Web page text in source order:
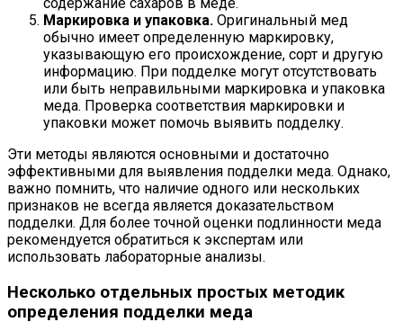
Маркировка и упаковка. Оригинальный мед
обычно имеет определенную маркировку,
указывающую его происхождение, сорт и другую
информацию. При подделке могут отсутствовать
или быть неправильными маркировка и упаковка
меда. Проверка соответствия маркировки и
упаковки может помочь выявить подделку.
Эти методы являются основными и достаточно
эффективными для выявления подделки меда. Однако,
важно помнить, что наличие одного или нескольких
признаков не всегда является доказательством
подделки. Для более точной оценки подлинности меда
рекомендуется обратиться к экспертам или
использовать лабораторные анализы.
Несколько отдельных простых методик
определения подделки меда